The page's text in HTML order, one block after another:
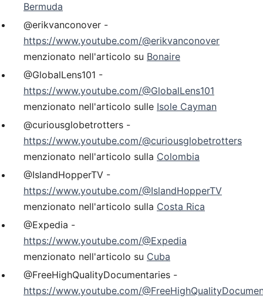
Bermuda
@erikvanconover -
https://www.youtube.com/@erikvanconover
menzionato nell'articolo su Bonaire
@GlobalLens101 -
https://www.youtube.com/@GlobalLens101
menzionato nell'articolo sulle Isole Cayman
@curiousglobetrotters -
https://www.youtube.com/@curiousglobetrotters
menzionato nell'articolo sulla Colombia
@IslandHopperTV -
https://www.youtube.com/@IslandHopperTV
menzionato nell'articolo sulla Costa Rica
@Expedia -
https://www.youtube.com/@Expedia
menzionato nell'articolo su Cuba
@FreeHighQualityDocumentaries -
https://www.youtube.com/